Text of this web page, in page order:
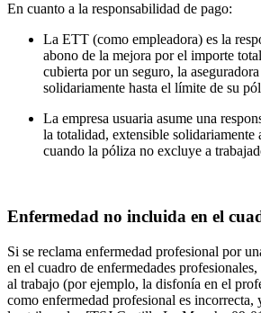
En cuanto a la responsabilidad de pago:
La ETT (como empleadora) es la
abono de la mejora por el importe
cubierta por un seguro, la
solidariamente hasta el límite de su
La empresa usuaria asume una
la totalidad, extensible solidariamente
cuando la póliza no excluye a
Enfermedad no incluida en el
Si se reclama enfermedad profesional por
en el cuadro de enfermedades
al trabajo (por ejemplo, la disfonía en el
como enfermedad profesional es